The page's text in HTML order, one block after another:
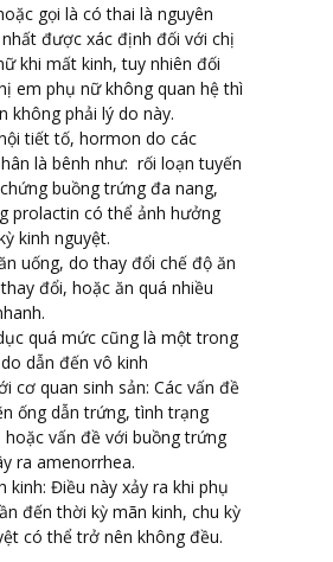
gọi là có thai là nguyên
được xác định đối với chị
khi mất kinh, tuy nhiên đối
em phụ nữ không quan hệ thì
không phải lý do này.
tiết tố, hormon do các
là bênh như: rối loạn tuyến
buồng trứng đa nang,
prolactin có thể ảnh hưởng
kinh nguyệt.
uống, do thay đổi chế độ ăn
đổi, hoặc ăn quá nhiều
quá mức cũng là một trong
dẫn đến vô kinh
cơ quan sinh sản: Các vấn đề
ống dẫn trứng, tình trạng
hoặc vấn đề với buồng trứng
ra amenorrhea.
kinh: Điều này xảy ra khi phụ
đến thời kỳ mãn kinh, chu kỳ
có thể trở nên không đều.